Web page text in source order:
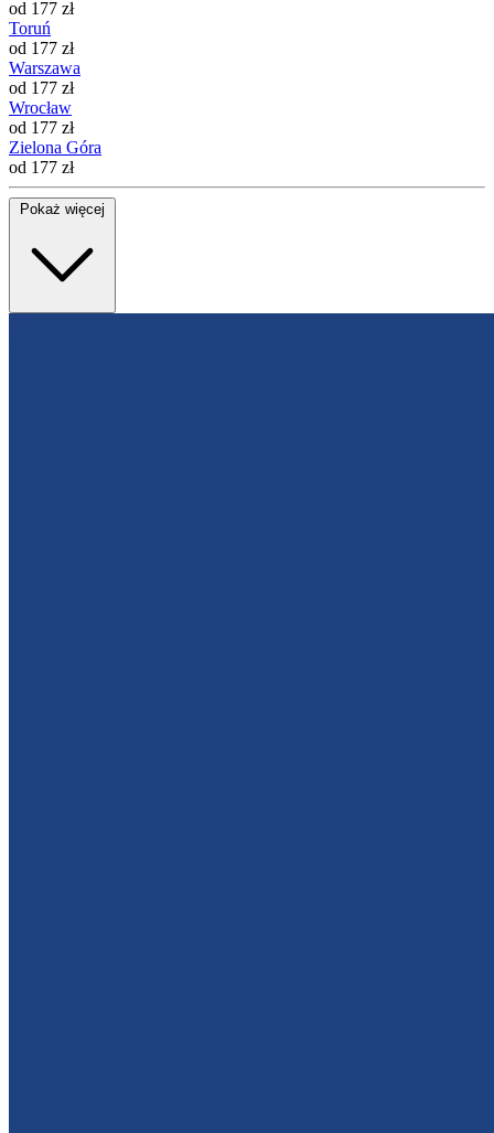
od 177 zł
Toruń
od 177 zł
Warszawa
od 177 zł
Wrocław
od 177 zł
Zielona Góra
od 177 zł